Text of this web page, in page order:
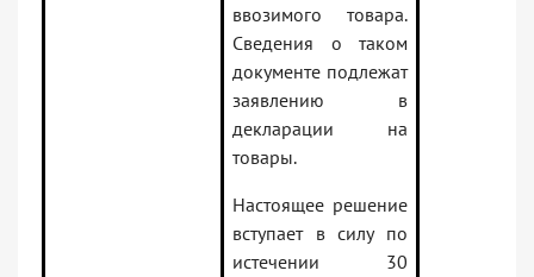
ввозимого товара.
Сведения о таком
документе подлежат
заявлению в
декларации на
товары.
Настоящее решение
вступает в силу по
истечении 30